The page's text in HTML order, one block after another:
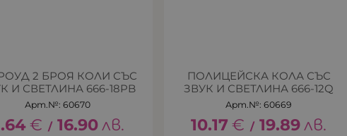
2 БРОЯ КОЛИ СЪС
И СВЕТЛИНА 666-18PB
Арт.№: 60670
€ / 16.90лв.
ПОЛИЦЕЙСКА КОЛА СЪС
ЗВУК И СВЕТЛИНА 666-12Q
Арт.№: 60669
10.17 € / 19.89лв.